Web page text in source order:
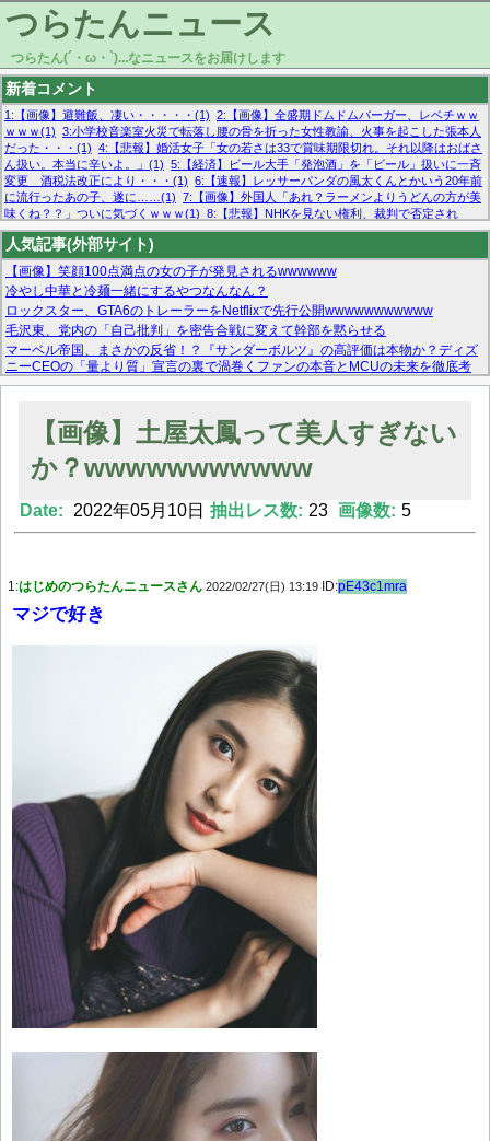
つらたんニュース
つらたん(´・ω・`)...なニュースをお届けします
新着コメント
1:【画像】避難飯、凄い・・・・・(1) 2:【画像】全盛期ドムドムバーガー、レベチｗｗ
ｗｗｗ(1) 3:小学校音楽室火災で転落し腰の骨を折った女性教諭、火事を起こした張本人
だった・・・(1) 4:【悲報】婚活女子「女の若さは33で賞味期限切れ。それ以降はおばさ
ん扱い。本当に辛いよ。」(1) 5:【経済】ビール大手「発泡酒」を「ビール」扱いに一斉
変更 酒税法改正により・・・(1) 6:【速報】レッサーパンダの風太くんとかいう20年前
に流行ったあの子、遂に……(1) 7:【画像】外国人「あれ？ラーメンよりうどんの方が美
味くね？？」ついに気づくｗｗｗ(1) 8:【悲報】NHKを見ない権利、裁判で否定され
る・・・(1) 9:欧州委員長「原発縮小は間違いでした」(1) 10:【悲報】日本企業の人手不
足、限界突破 52%「正社員も足りてません…」(1)
人気記事(外部サイト)
【画像】笑顔100点満点の女の子が発見されるwwwwww
冷やし中華と冷麺一緒にするやつなんなん？
ロックスター、GTA6のトレーラーをNetflixで先行公開wwwwwwwwwww
毛沢東、党内の「自己批判」を密告合戦に変えて幹部を黙らせる
マーベル帝国、まさかの反省！？『サンダーボルツ』の高評価は本物か？ディズ
ニーCEOの「量より質」宣言の裏で渦巻くファンの本音とMCUの未来を徹底考
察！
【画像あり】FacebookとかTwitterで拾ったエロ画像貼ってくよ
【画像】土屋太鳳って美人すぎない
か？wwwwwwwwwww
Date: 2022年05月10日 抽出レス数: 23 画像数: 5
1:はじめのつらたんニュースさん 2022/02/27(日) 13:19 ID:pE43c1mra
マジで好き